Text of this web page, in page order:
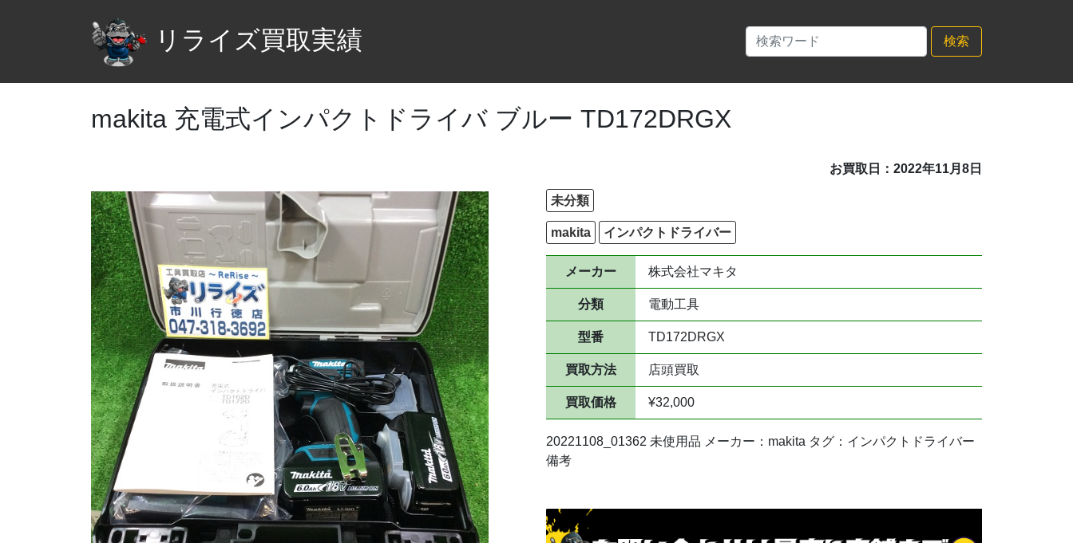
リライズ買取実績 検索
makita 充電式インパクトドライバ ブルー TD172DRGX
お買取日：2022年11月8日
未分類
makita インパクトドライバー
メーカー 株式会社マキタ
分類 電動工具
型番 TD172DRGX
買取方法 店頭買取
買取価格 ¥32,000
20221108_01362 未使用品 メーカー：makita タグ：インパクトドライバー
備考